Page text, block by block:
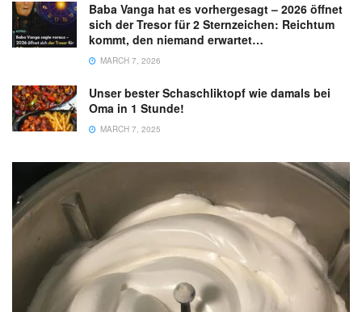
Baba Vanga hat es vorhergesagt – 2026 öffnet
sich der Tresor für 2 Sternzeichen: Reichtum
kommt, den niemand erwartet…
MARCH 7, 2026
Unser bester Schaschliktopf wie damals bei
Oma in 1 Stunde!
MARCH 7, 2025